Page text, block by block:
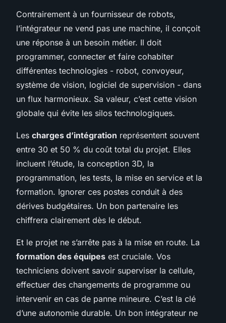
Contrairement à un fournisseur de robots,
l’intégrateur ne vend pas une machine, il conçoit
une réponse à un besoin métier. Il doit
programmer, connecter et faire cohabiter
différentes technologies - robot, convoyeur,
système de vision, logiciel de supervision - dans
un flux harmonieux. Sa valeur, c’est cette vision
globale qui évite les silos technologiques.
Les charges d’intégration représentent souvent
entre 30 et 50 % du coût total du projet. Elles
incluent l’étude, la conception 3D, la
programmation, les tests, la mise en service et la
formation. Ignorer ces postes conduit à des
dérives budgétaires. Un bon partenaire les
chiffrera clairement dès le début.
Et le projet ne s’arrête pas à la mise en route. La
formation des équipes est cruciale. Vos
techniciens doivent savoir superviser la cellule,
effectuer des changements de programme ou
intervenir en cas de panne mineure. C’est la clé
d’une autonomie durable. Un bon intégrateur ne